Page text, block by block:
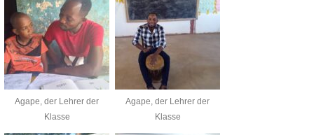
Agape, der Lehrer der
Klasse
Agape, der Lehrer der
Klasse